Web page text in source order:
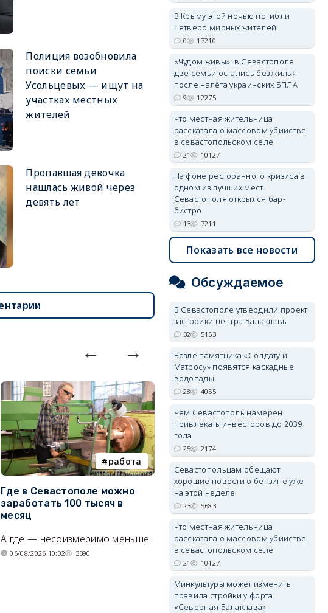
Полиция возобновила
поиски семьи
Усольцевых — ищут на
участках местных
жителей
Пропавшая девочка
нашлась живой через
девять лет
работа
Где в Севастополе можно
заработать 100 тысяч в
месяц
А где — несоизмеримо меньше.
06/08/2026 10:02 3390
Минкультуры может
изменить правила стройки у
форта «Северная
Балаклава»
«Несчастливую» половину ТСН
«Благодатный» планируют
присоединить к «везучей».
05/08/2026 20:01 2082
erid: 2SDnjdPjgYS
В Крыму этой ночью погибли
четверо мирных жителей
0 17210
«Чудом живы»: в Севастополе
две семьи остались без жилья
после налёта украинских БПЛА
9 12275
Что местная жительница
рассказала о массовом убийстве
в севастопольском селе
21 10127
На фоне ресторанного кризиса в
одном из лучших мест
Севастополя открылся бар-
бистро
13 7211
Показать все новости
Обсуждаемое
В Севастополе утвердили проект
застройки центра Балаклавы
32 5153
Возле памятника «Солдату и
Матросу» появятся каскадные
водопады
28 4055
Чем Севастополь намерен
привлекать инвесторов до 2039
года
25 2174
Севастопольцам обещают
хорошие новости о бензине уже
на этой неделе
23 5683
Что местная жительница
рассказала о массовом убийстве
в севастопольском селе
21 10127
Минкультуры может изменить
правила стройки у форта
«Северная Балаклава»